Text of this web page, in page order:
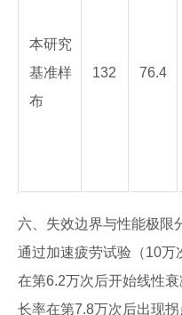
本研究
基准样
布
132 76.4
六、失效边界与性能极限
通过加速疲劳试验（10万
在第6.2万次后开始线性
长率在第7.8万次后出现拐